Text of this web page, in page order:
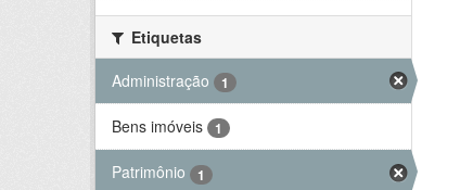
Etiquetas
Administração
1
Bens imóveis 1
Patrimônio 1